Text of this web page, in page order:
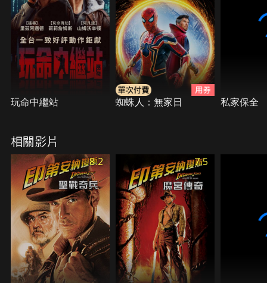
玩命中繼站 蜘蛛人：無家日 私家保全
相關影片
8.2 7.5